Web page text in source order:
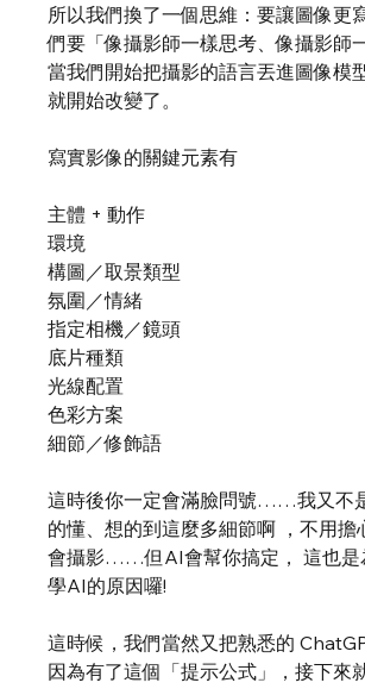
所以我們換了一個思維：要讓圖像更
們要「像攝影師一樣思考、像攝影師
當我們開始把攝影的語言丟進圖像模
就開始改變了。
寫實影像的關鍵元素有
主體 + 動作
環境
構圖／取景類型
氛圍／情緒
指定相機／鏡頭
底片種類
光線配置
色彩方案
細節／修飾語
這時後你一定會滿臉問號……我又不
的懂、想的到這麼多細節啊 ，不用擔
會攝影……但AI會幫你搞定， 這也是
學AI的原因囉!
這時候，我們當然又把熟悉的
因為有了這個「提示公式」，接下來